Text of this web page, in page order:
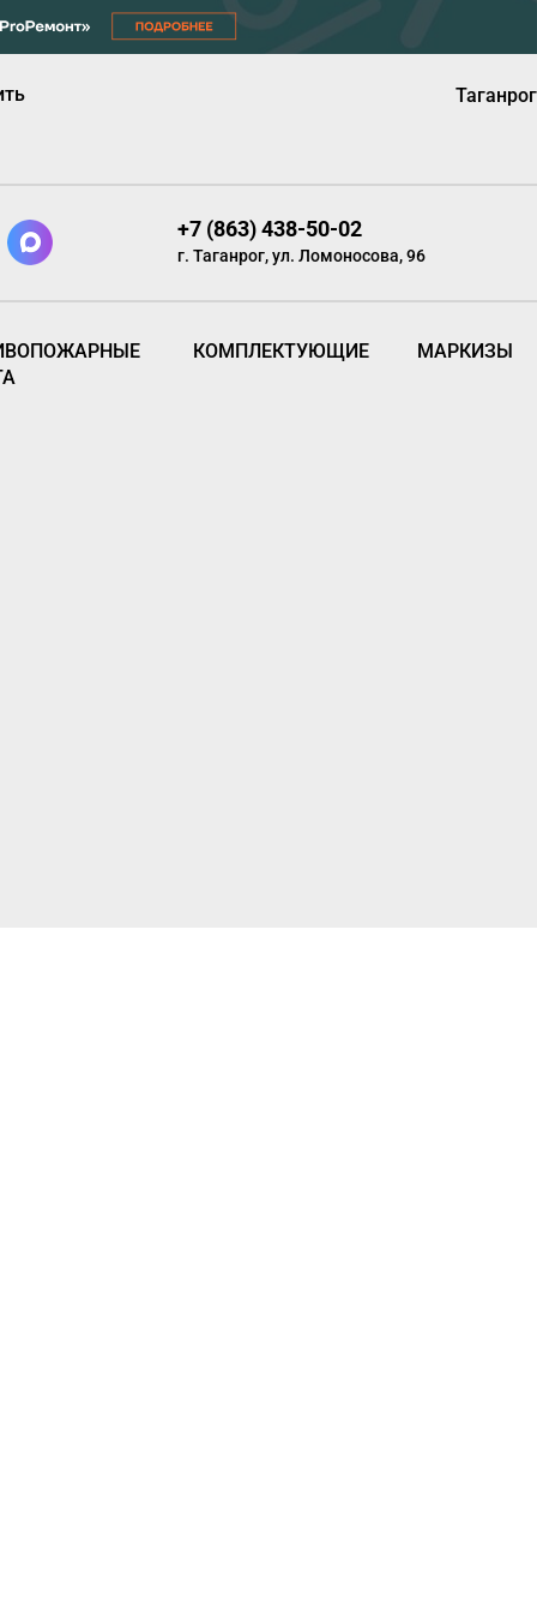
Таганрог
+7 (863) 438-50-02
г. Таганрог, ул. Ломоносова, 96
КОМПЛЕКТУЮЩИЕ МАРКИЗЫ